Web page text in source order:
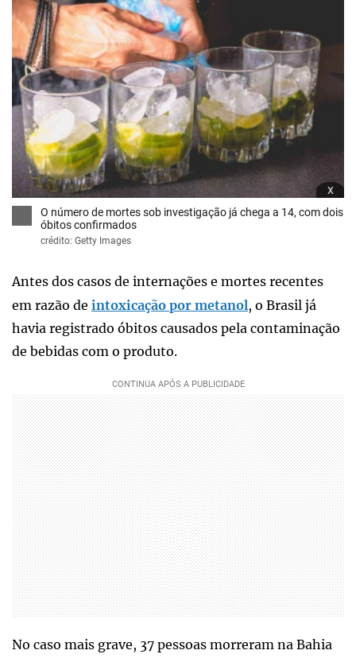
x
O número de mortes sob investigação já chega a 14, com dois
óbitos confirmados
crédito: Getty Images
Antes dos casos de internações e mortes recentes
em razão de intoxicação por metanol, o Brasil já
havia registrado óbitos causados pela contaminação
de bebidas com o produto.
No caso mais grave, 37 pessoas morreram na Bahia